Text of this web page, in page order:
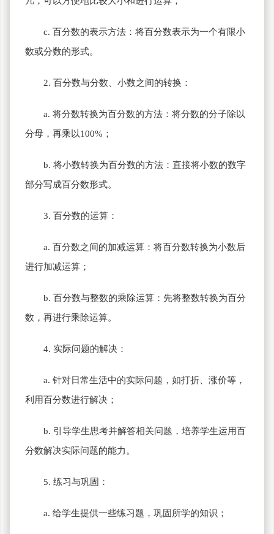
c. 百分数的表示方法：将百分数表示为一个有限小
数或分数的形式。
2. 百分数与分数、小数之间的转换：
a. 将分数转换为百分数的方法：将分数的分子除以
分母，再乘以100%；
b. 将小数转换为百分数的方法：直接将小数的数字
部分写成百分数形式。
3. 百分数的运算：
a. 百分数之间的加减运算：将百分数转换为小数后
进行加减运算；
b. 百分数与整数的乘除运算：先将整数转换为百分
数，再进行乘除运算。
4. 实际问题的解决：
a. 针对日常生活中的实际问题，如打折、涨价等，
利用百分数进行解决；
b. 引导学生思考并解答相关问题，培养学生运用百
分数解决实际问题的能力。
5. 练习与巩固：
a. 给学生提供一些练习题，巩固所学的知识；